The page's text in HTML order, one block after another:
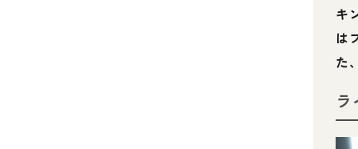
キ
は
た